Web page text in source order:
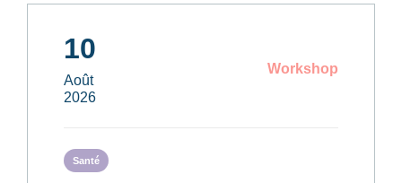
10
Août
2026
Workshop
Santé